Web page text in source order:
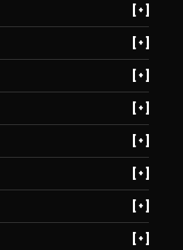
31
10
45 Ж
148А
1А
2Д